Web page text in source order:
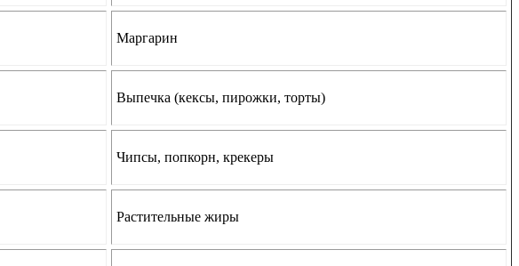
Маргарин
Выпечка (кексы, пирожки, торты)
Чипсы, попкорн, крекеры
Растительные жиры